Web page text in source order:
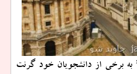
جاوید شو: دانشگاه ˮآكسفوردˮ به برخی از دانشجویان خود گرنت